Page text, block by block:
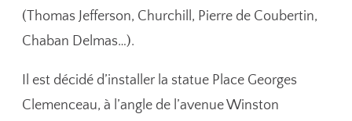
(Thomas Jefferson, Churchill, Pierre de Coubertin,
Chaban Delmas…).
Il est décidé d’installer la statue Place Georges
Clemenceau, à l’angle de l’avenue Winston